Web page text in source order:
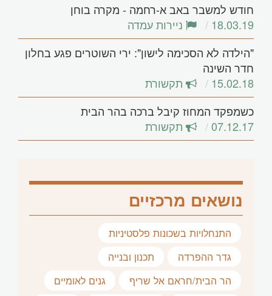
חודש למשבר באב א-רחמה - מקרה בוחן
18.03.19
ניירות עמדה
"הילדה לא הסכימה לישון": ירי השוטרים פגע בחלון
חדר השינה
15.02.18
תקשורת
כשמפקד המחוז קיבל ברכה בהר הבית
07.12.17
תקשורת
נושאים מרכזיים
התנחלויות בשכונות פלסטיניות
גדר ההפרדה
תכנון ובנייה
הר הבית/חראם אל שריף
גנים לאומיים